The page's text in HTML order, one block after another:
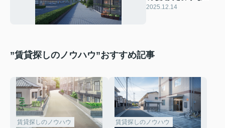
ら？ファミリー向け
2025.12.14
”賃貸探しのノウハウ”おすすめ記事
賃貸探しのノウハウ 賃貸探しのノウハウ